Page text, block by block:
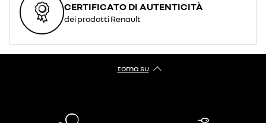
CERTIFICATO DI AUTENTICITÀ
dei prodotti Renault
torna su